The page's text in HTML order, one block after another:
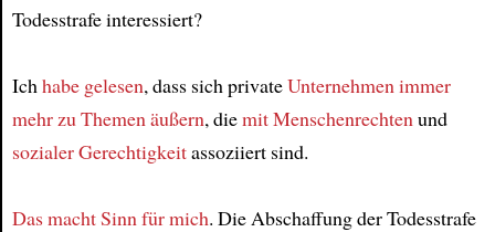
Todesstrafe interessiert?
Ichhabe gelesen, dass sich privateUnternehmenimmer
mehrzu Themenäußern, diemit Menschenrechtenund
sozialer Gerechtigkeitassoziiert sind.
Das macht Sinn für mich. Die Abschaffung der Todesstrafe